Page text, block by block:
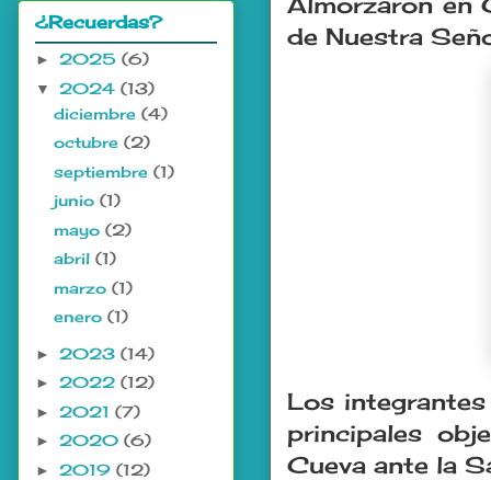
de Nuestra
Los
principales
Cueva ante la
¿Recuerdas?
► 2025 (6)
▼ 2024 (13)
diciembre (4)
octubre (2)
septiembre (1)
junio (1)
mayo (2)
abril (1)
marzo (1)
enero (1)
► 2023 (14)
► 2022 (12)
► 2021 (7)
► 2020 (6)
► 2019 (12)